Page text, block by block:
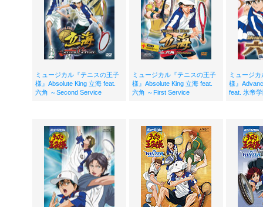
ミュージカル『テニスの王子
様』Absolute King 立海 feat.
六角 ～Second Service
ミュージカル『テニスの王子
様』Absolute King 立海 feat.
六角 ～First Service
ミュージ
様』
feat. 氷帝